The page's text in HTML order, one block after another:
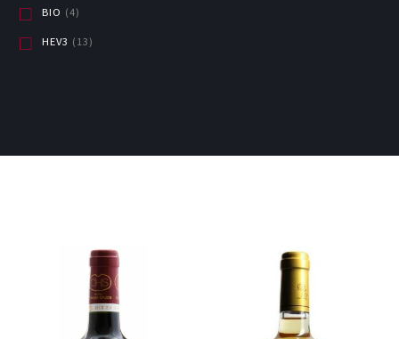
SAUTERNES
BARSAC(3)
LUSSAC SAINT-EMILION
MARGAUX(1)
PAUILLAC (4)
BIO (4)
HEV3 (13)